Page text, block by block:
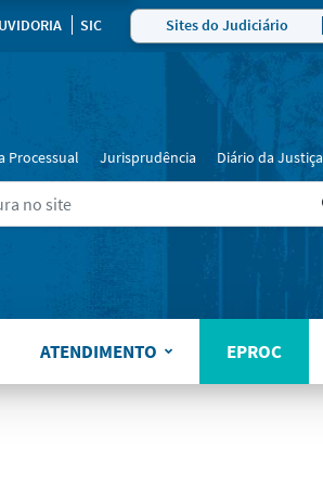
SIC Sites do Judiciário
Processual Jurisprudência Diário da Justiça
ATENDIMENTO EPROC